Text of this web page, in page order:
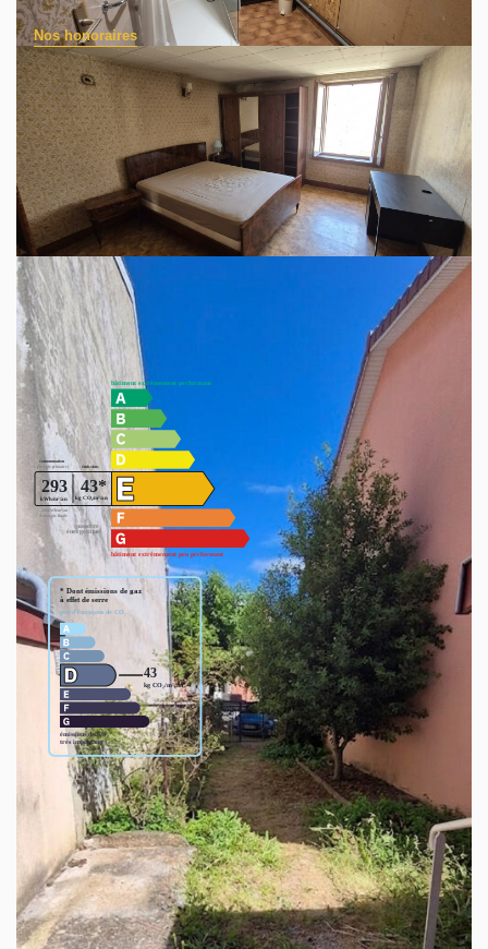
Nos honoraires
EXCLUSIVITÉ!! TOUTATISSIMMO vous propose à ST
GEORGES D'ESPERANCHE (38790), en plein centre,
proche de toutes commodités, cette maison de village à
révover entièrement, bénéficiant d'un jardin et cour
permettant de stationner votre véhicule. Ce bien immobilier
vous accueille par une entrée directe sur la cuisine,
prolongée d'un séjour. A l'étage, vous trouverez l'espace
nuit constitué de deux chambres, d'une salle d'eau avec
wc. A découvrir!
Diagnostics énergétiques
Montant estimé des dépenses annuelles d'énergie pour un
usage standard entre 2026€ et 2740€. indexées aux années
2021,2022 et 2023 (abonnement compris).
Ce bien est soumis à un diagnostic ERP (État
des Risques et Pollutions). Pour en savoir plus,
rendez-vous surhttps://www.georisques.gouv.fr/